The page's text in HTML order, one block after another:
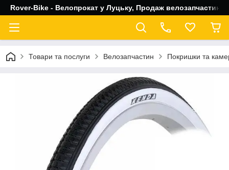
Rover-Bike - Велопрокат у Луцьку, Продаж велозапчастин,
Товари та послуги Велозапчастин Покришки та